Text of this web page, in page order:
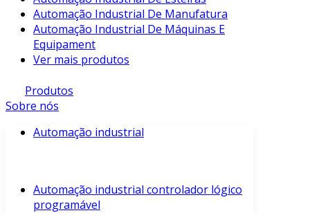
Automação Industrial De Manufatura
Automação Industrial De Máquinas E
Equipament
Ver mais produtos
Produtos
Sobre nós
Automação industrial
Automação industrial controlador lógico
programável